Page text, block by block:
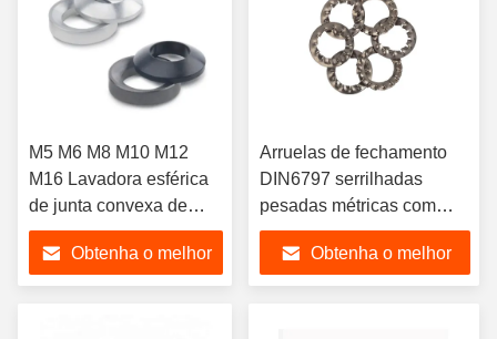
M5 M6 M8 M10 M12
M16 Lavadora esférica
de junta convexa de
cúpula Lavadora cônica
de contra-encosto
DIN6319 Lavadora de
Obtenha o melhor
Arruelas de fechamento
DIN6797 serrilhadas
pesadas métricas com
dentes internos
Obtenha o melhor